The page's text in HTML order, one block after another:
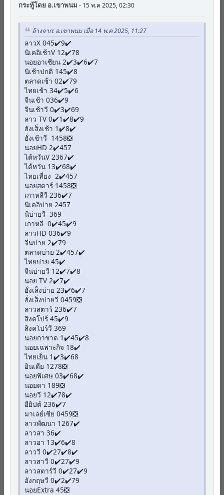
กระทู้โดย อ.เขาพนม - 15 พ.ค 2025, 02:30
อ้างจาก: อ.เขาพนม เมื่อ 14 พ.ค 2025, 11:27
ลาวX 045✔️9✔️
นิเคอิเช้าV 12✔️78
นอยอาเซียน 2✔️3✔️6✔️7
นิเช้าปกติ 145✔️8
ตลาดเช้า 02✔️79
ไทยเช้า 34✔️5✔️6
จีนเช้า 036✔️9
จีนเช้าวี 0✔️3✔️69
ลาว TV 0✔️1✔️8✔️9
ฮังเส็งเช้า 1✔️8✔️
ฮั่งเช้าวี 1458❎
นอยHD 2✔️457
ไต้หวันV 2367✔️
ไต้หวัน 13✔️68✔️
ไทยเที่ยง 2✔️457
นอยสตาร์ 1458❎
เกาหลีวี 236✔️7
นิเคอิบ่าย 2457
นิบ่ายวี 369
เกาหลี 0✔️45✔️9
ลาวHD 036✔️9
จีนบ่าย 2✔️79
ตลาดบ่าย 2✔️457✔️
ไทยบ่าย 45✔️
จีนบ่ายวี 12✔️7✔️8
นอย TV 2✔️7✔️
ฮั่งเส็งบ่าย 23✔️6✔️7
ฮั่งเส็งบ่ายวี 0459❎
ลาวสตาร์ 236✔️7
สิงคโปร์ 45✔️9
สิงคโปร์วี 369
นอยกาชาด 1✔️45✔️8
นอยเฉพาะกิจ 18✔️
ไทยเย็น 1✔️3✔️68
อินเดีย 1278❎
นอยพิเศษ 03✔️68✔️
นอยดา 189❎
นอยวี 12✔️78✔️
อียิปต์ 236✔️7
มาเลย์เซีย 0459❎
ลาวพัฒนา 1267✔️
ลาวสา 36✔️
ลาวอา 13✔️6✔️8
ลาววี 0✔️27✔️8✔️
ลาวสาวี 0✔️27✔️9
ลาวสตาร์วี 0✔️27✔️9
อังกฤษวี 0✔️2✔️79
นอยExtra 45❎